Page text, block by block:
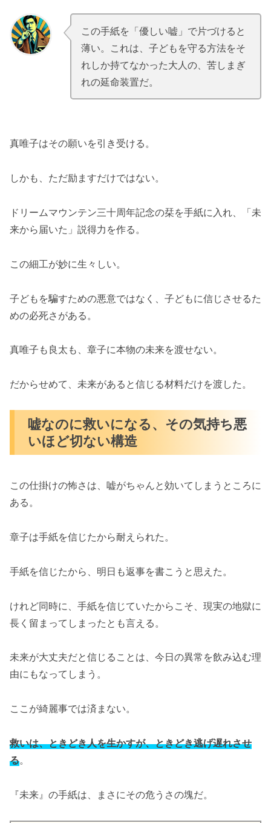
.
この手紙を「優しい嘘」で片づけると
薄い。これは、子どもを守る方法をそ
れしか持てなかった大人の、苦しまぎ
れの延命装置だ。
.
真唯子はその願いを引き受ける。
しかも、ただ励ますだけではない。
ドリームマウンテン三十周年記念の栞を手紙に入れ、「未
来から届いた」説得力を作る。
この細工が妙に生々しい。
子どもを騙すための悪意ではなく、子どもに信じさせるた
めの必死さがある。
真唯子も良太も、章子に本物の未来を渡せない。
だからせめて、未来があると信じる材料だけを渡した。
嘘なのに救いになる、その気持ち悪
いほど切ない構造
この仕掛けの怖さは、嘘がちゃんと効いてしまうところに
ある。
章子は手紙を信じたから耐えられた。
手紙を信じたから、明日も返事を書こうと思えた。
けれど同時に、手紙を信じていたからこそ、現実の地獄に
長く留まってしまったとも言える。
未来が大丈夫だと信じることは、今日の異常を飲み込む理
由にもなってしまう。
ここが綺麗事では済まない。
救いは、ときどき人を生かすが、ときどき逃げ遅れさせ
る。
『未来』の手紙は、まさにその危うさの塊だ。